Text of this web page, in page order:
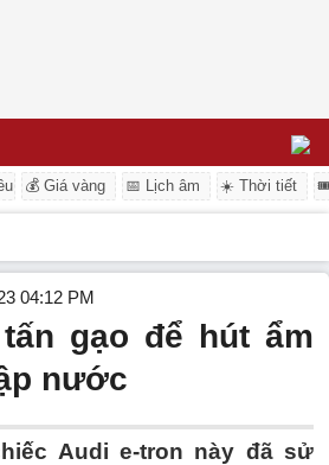
💰 Giá vàng 📅 Lịch âm ☀️ Thời tiết
04:12 PM
gạo để hút ẩm
nước
Audi e-tron này đã sử